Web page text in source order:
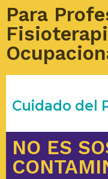
Para
Cuidado del
NO ES